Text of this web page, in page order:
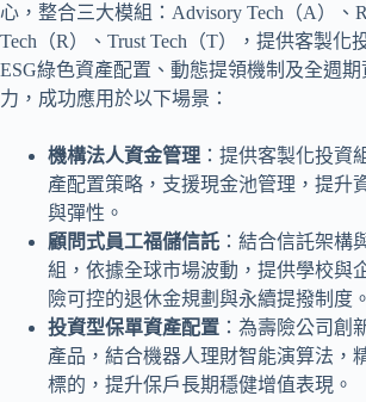
心，整合三大模組：Advisory Tech（A）、
Tech（R）、Trust Tech（T），提供客製化
ESG綠色資產配置、動態提領機制及全週
力，成功應用於以下場景：
機構法人資金管理 ：提供客製化投資
產配置策略，支援現金池管理，提升
與彈性。
顧問式員工福儲信託 ：結合信託架構
組，依據全球市場波動，提供學校與
險可控的退休金規劃與永續提撥制度。
投資型保單資產配置 ：為壽險公司創
產品，結合機器人理財智能演算法，
標的，提升保戶長期穩健增值表現。